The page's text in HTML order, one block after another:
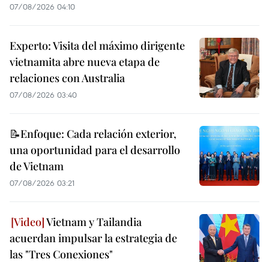
07/08/2026 04:10
Experto: Visita del máximo dirigente
vietnamita abre nueva etapa de
relaciones con Australia
07/08/2026 03:40
📝Enfoque: Cada relación exterior,
una oportunidad para el desarrollo
de Vietnam
07/08/2026 03:21
Vietnam y Tailandia
acuerdan impulsar la estrategia de
las "Tres Conexiones"